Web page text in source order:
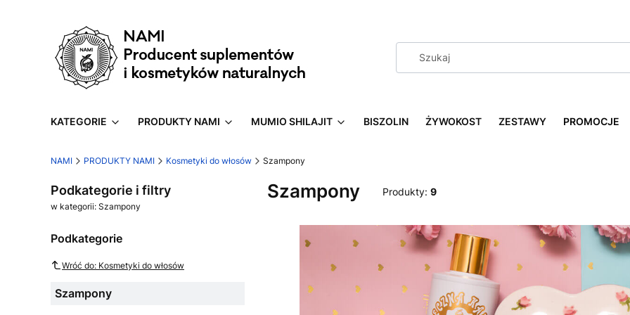
KATEGORIE PRODUKTY NAMI MUMIO SHILAJIT BISZOLIN ŻYWOKOST ZESTAWY PROMOCJE
NAMI PRODUKTY NAMI Kosmetyki do włosów Szampony
Podkategorie i filtry
w kategorii: Szampony
Podkategorie
Wróć do: Kosmetyki do włosów
Szampony
Szampony Produkty: 9